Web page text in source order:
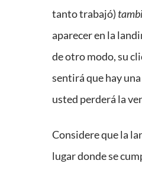
tanto trabajó)
aparecer en la
de otro modo, su
sentirá que hay
usted perderá la
Considere que la
lugar donde se